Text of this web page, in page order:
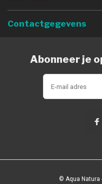
Contactgegevens
Abonneer je
© Aqua Natura